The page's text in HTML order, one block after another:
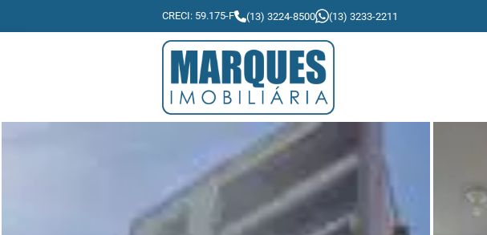
CRECI: 59.175-F (13) 3224-8500 (13) 3233-2211